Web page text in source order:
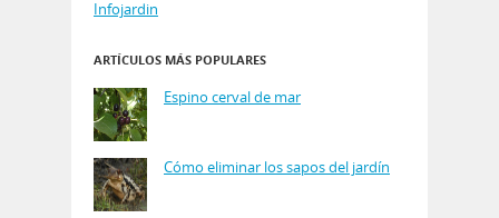
Infojardin
ARTÍCULOS MÁS POPULARES
Espino cerval de mar
Cómo eliminar los sapos del jardín